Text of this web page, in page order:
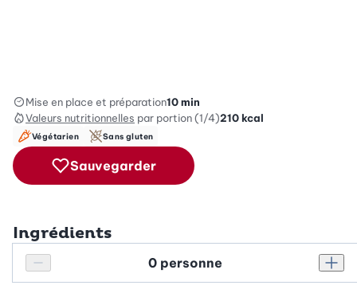
Mise en place et préparation10 min
Valeurs nutritionnelles par portion (1/4)210kcal
Végétarien Sans gluten
Sauvegarder
Ingrédients
Réduire le nombre de personnes
Personnes